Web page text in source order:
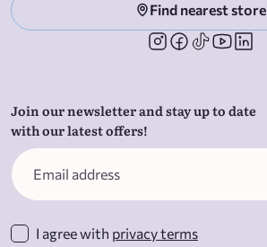
Find nearest store
Join our newsletter and stay up to date
with our latest offers!
I agree with privacy terms